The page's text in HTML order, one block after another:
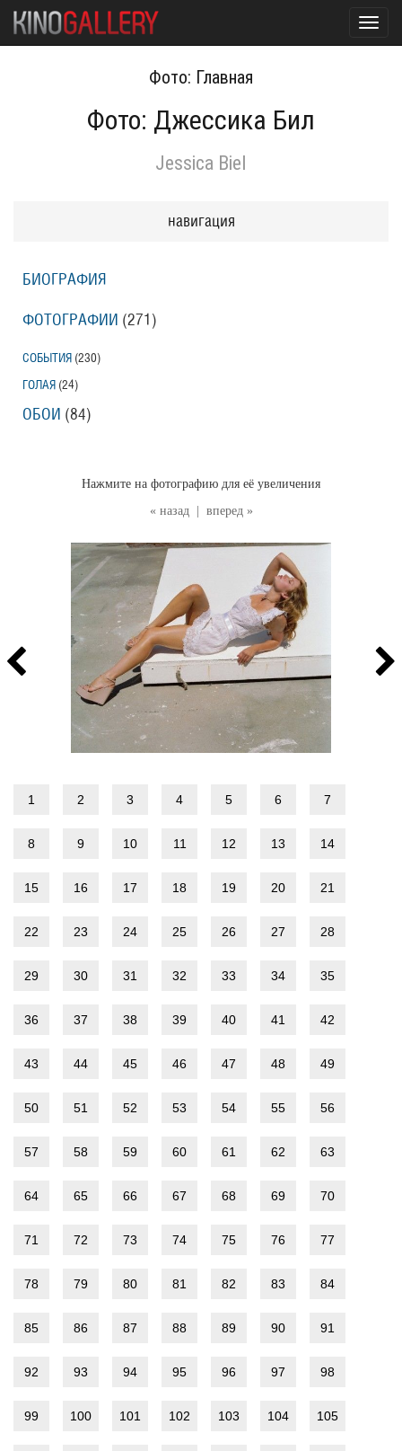
Фото: Главная
Фото: Джессика Бил
Jessica Biel
« назад вперед »
Нажмите на фотографию для её увеличения
1 2 3 4 5 6 7
8 9 10 11 12 13 14
15 16 17 18 19 20 21
22 23 24 25 26 27 28
29 30 31 32 33 34 35
36 37 38 39 40 41 42
43 44 45 46 47 48 49
50 51 52 53 54 55 56
57 58 59 60 61 62 63
64 65 66 67 68 69 70
71 72 73 74 75 76 77
78 79 80 81 82 83 84
85 86 87 88 89 90 91
92 93 94 95 96 97 98
99 100 101 102 103 104 105
навигация
БИОГРАФИЯ
ФОТОГРАФИИ (271 )
СОБЫТИЯ (230)
ГОЛАЯ (24)
ОБОИ (84)